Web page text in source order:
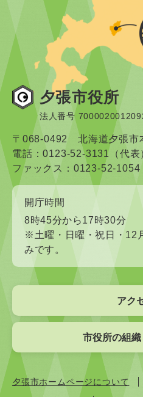
夕張市役所
法人番号
〒068-0492 北海道夕張市
電話：0123-52-3131（代表
ファックス：0123-52-1054
開庁時間
8時45分から17時30分
※土曜・日曜・祝日・12
みです。
アク
市役所の組
夕張市ホームページについて